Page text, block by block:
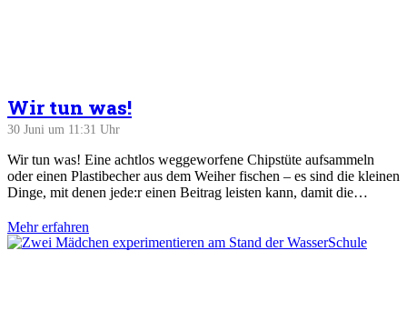
Wir tun was!
30 Juni um 11:31 Uhr
Wir tun was! Eine achtlos weggeworfene Chipstüte aufsammeln
oder einen Plastibecher aus dem Weiher fischen – es sind die kleinen
Dinge, mit denen jede:r einen Beitrag leisten kann, damit die…
Mehr erfahren